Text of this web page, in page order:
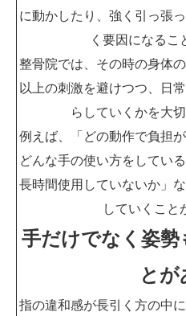
に動かしたり、強く引っ張
く要因になるこ
整骨院では、その時の身体
以上の刺激を避けつつ、日
らしていくかを大
例えば、「どの動作で負担
どんな手の使い方をしてい
長時間使用していないか」
していくこと
手だけでなく姿勢
とが
指の違和感が長引く方の中